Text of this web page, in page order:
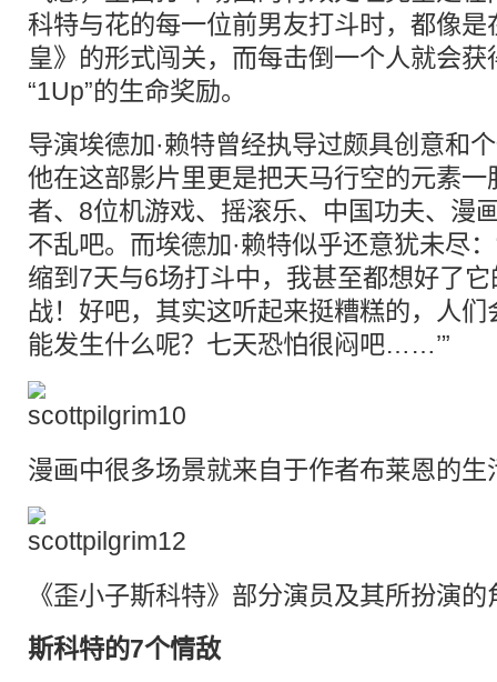
科特与花的每一位前男友打斗时，都像
皇》的形式闯关，而每击倒一个人就会
“1Up”的生命奖励。
导演埃德加·赖特曾经执导过颇具创意和
他在这部影片里更是把天马行空的元素
者、8位机游戏、摇滚乐、中国功夫、
不乱吧。而埃德加·赖特似乎还意犹未尽
缩到7天与6场打斗中，我甚至都想好了
战！好吧，其实这听起来挺糟糕的，人
能发生什么呢？七天恐怕很闷吧……’”
漫画中很多场景就来自于作者布莱恩的生
《歪小子斯科特》部分演员及其所扮演的
斯科特的7个情敌